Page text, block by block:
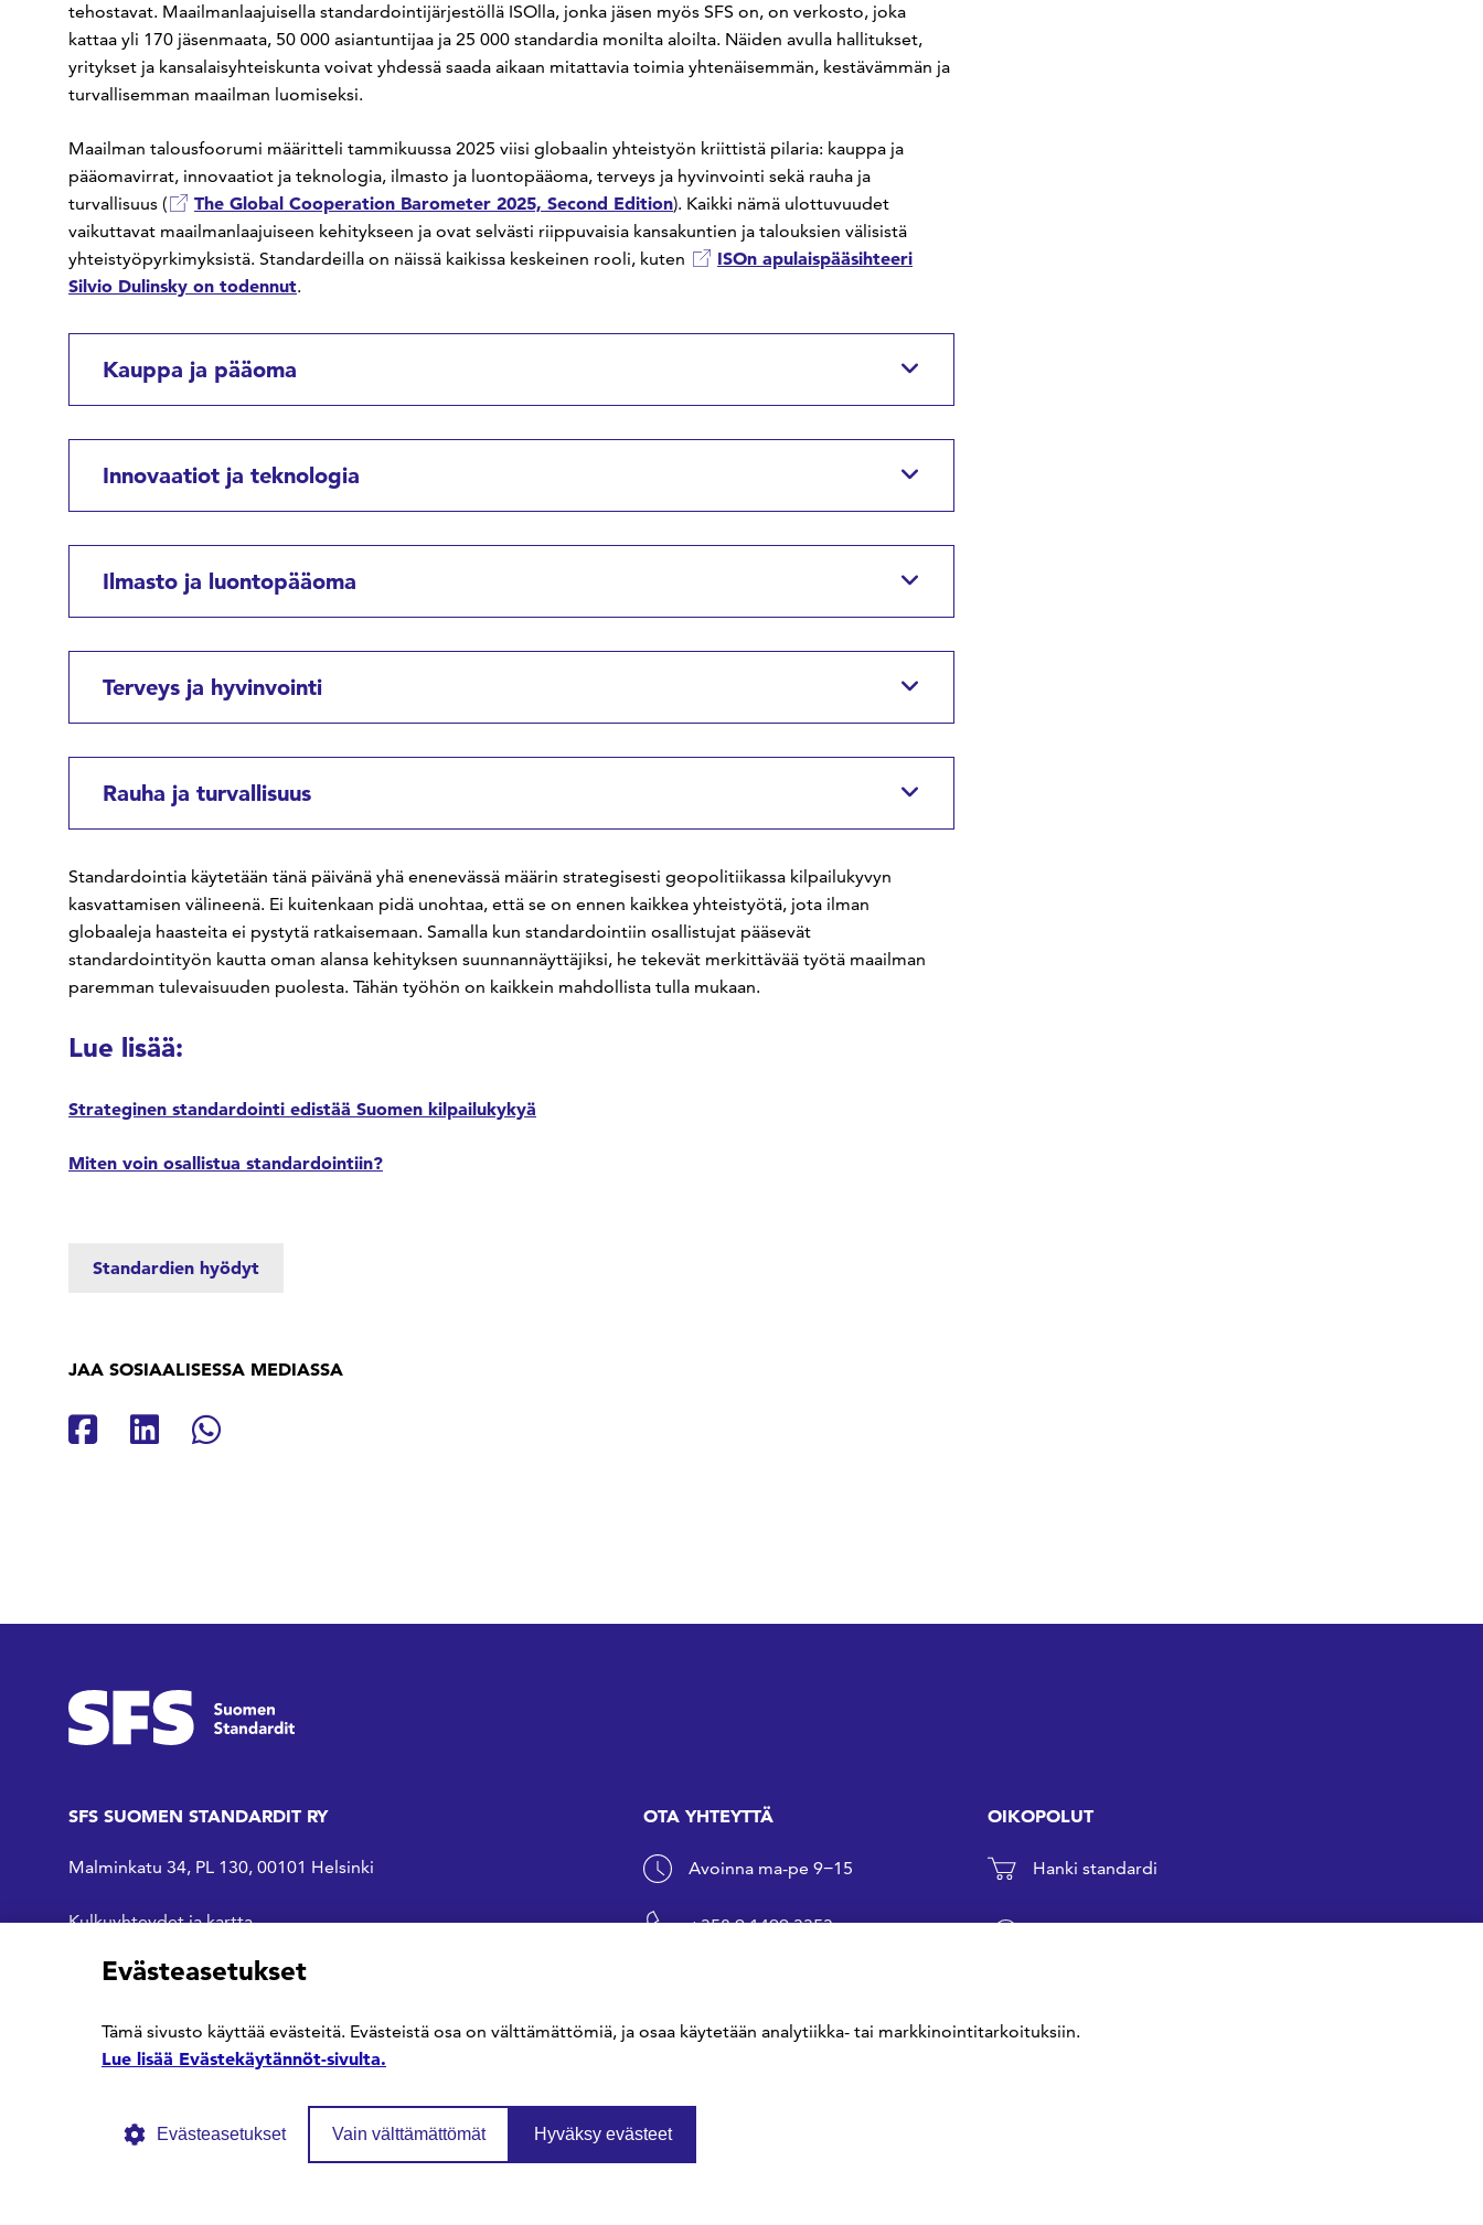
tehostavat. Maailmanlaajuisella standardointijärjestöllä ISOlla, jonka jäsen myös SFS on, on verkosto, joka
kattaa yli 170 jäsenmaata, 50 000 asiantuntijaa ja 25 000 standardia monilta aloilta. Näiden avulla hallitukset,
yritykset ja kansalaisyhteiskunta voivat yhdessä saada aikaan mitattavia toimia yhtenäisemmän, kestävämmän ja
turvallisemman maailman luomiseksi.
Maailman talousfoorumi määritteli tammikuussa 2025 viisi globaalin yhteistyön kriittistä pilaria: kauppa ja
pääomavirrat, innovaatiot ja teknologia, ilmasto ja luontopääoma, terveys ja hyvinvointi sekä rauha ja
turvallisuus (
The Global Cooperation Barometer 2025, Second Edition). Kaikki nämä ulottuvuudet
vaikuttavat maailmanlaajuiseen kehitykseen ja ovat selvästi riippuvaisia kansakuntien ja talouksien välisistä
yhteistyöpyrkimyksistä. Standardeilla on näissä kaikissa keskeinen rooli, kuten
ISOn apulaispääsihteeri
Silvio Dulinsky on todennut.
Kauppa ja pääoma
Innovaatiot ja teknologia
Ilmasto ja luontopääoma
Terveys ja hyvinvointi
Rauha ja turvallisuus
Standardointia käytetään tänä päivänä yhä enenevässä määrin strategisesti geopolitiikassa kilpailukyvyn
kasvattamisen välineenä. Ei kuitenkaan pidä unohtaa, että se on ennen kaikkea yhteistyötä, jota ilman
globaaleja haasteita ei pystytä ratkaisemaan. Samalla kun standardointiin osallistujat pääsevät
standardointityön kautta oman alansa kehityksen suunnannäyttäjiksi, he tekevät merkittävää työtä maailman
paremman tulevaisuuden puolesta. Tähän työhön on kaikkein mahdollista tulla mukaan.
Lue lisää:
Strateginen standardointi edistää Suomen kilpailukykyä
Miten voin osallistua standardointiin?
Standardien hyödyt
JAA SOSIAALISESSA MEDIASSA
Jaa Facebookissa
Jaa Linkedinissä
Jaa Whatsappissa
SFS SUOMEN STANDARDIT RY
Malminkatu 34, PL 130, 00101 Helsinki
Kulkuyhteydet ja kartta
SFS Facebookissa
SFS Linkedinissä
SFS Youtubessa
OTA YHTEYTTÄ
Avoinna ma-pe 9−15
+358 9 1499 3353
OIKOPOLUT
Hanki standardi
© SFS ry Tietosuojaseloste Evästekäytännöt
Evästeasetukset
Tämä sivusto käyttää evästeitä. Evästeistä osa on välttämättömiä, ja osaa käytetään analytiikka- tai markkinointitarkoituksiin.
Lue lisää Evästekäytännöt-sivulta.
Evästeasetukset Vain välttämättömät Hyväksy evästeet